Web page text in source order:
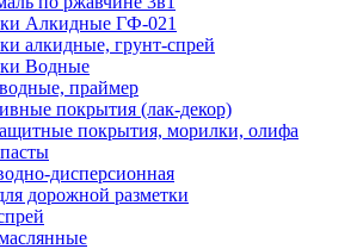
Алкидные ГФ-021
алкидные, грунт-спрей
Водные
праймер
покрытия (лак-декор)
покрытия, морилки, олифа
дисперсионная
дорожной разметки